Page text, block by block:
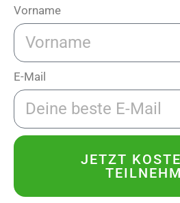
Vorname
E-Mail
JETZT